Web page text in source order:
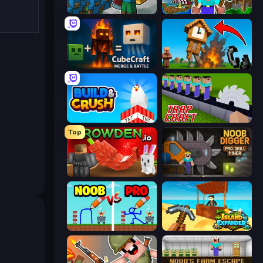
Cube Commander Noob: Island Escape
CubeCraft: Merge & Battle Noob Fuse
Build and Crush Trap Craft
Top
Grow A Garden | Growden.io Noob Digger: Pro Drill Miner
DOP Noob: Draw to Save Island Expander